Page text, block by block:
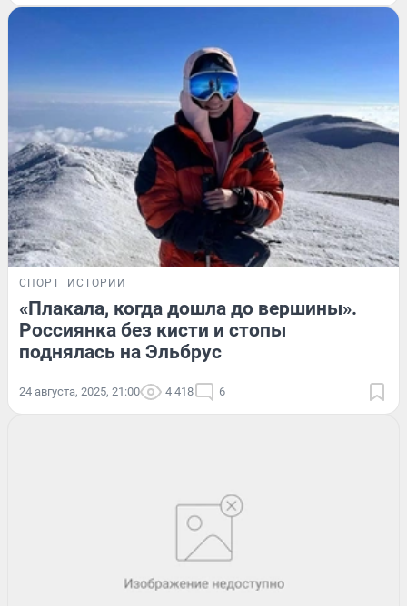
СПОРТ ИСТОРИИ
«Плакала, когда дошла до вершины».
Россиянка без кисти и стопы
поднялась на Эльбрус
24 августа, 2025, 21:00 4 418 6